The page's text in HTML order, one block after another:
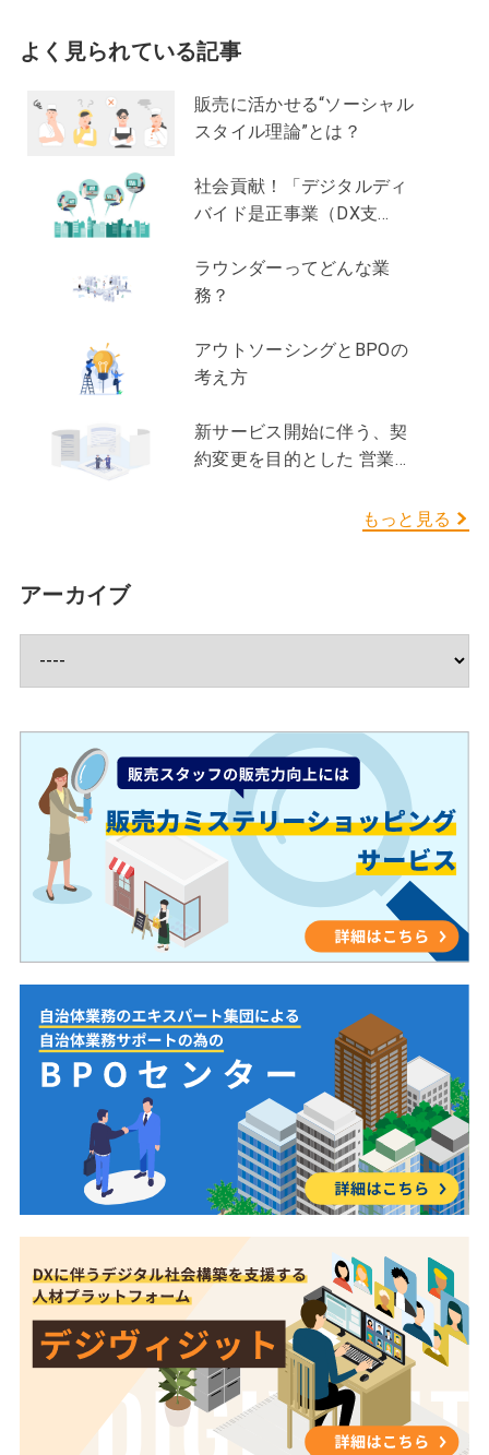
よく見られている記事
販売に活かせる“ソーシャル
スタイル理論”とは？
社会貢献！「デジタルディ
バイド是正事業（DX支
ラウンダーってどんな業
務？
アウトソーシングとBPOの
考え方
新サービス開始に伴う、契
約変更を目的とした 営業支
もっと見る
アーカイブ